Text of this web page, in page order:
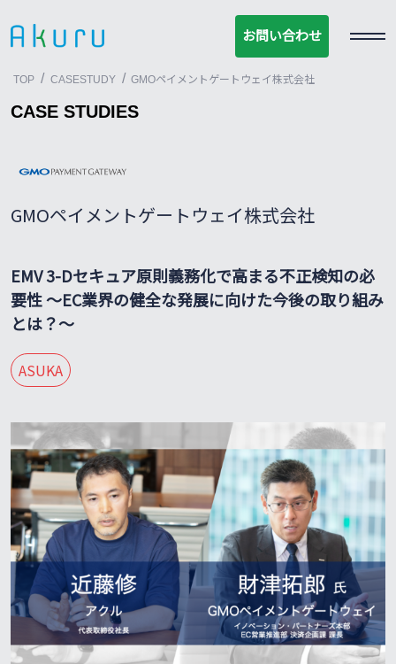
お問い合わせ
お問い合わせ
TOP / CASESTUDY / GMOペイメントゲートウェイ株式会社
CASE STUDIES
GMOペイメントゲートウェイ株式会社
EMV 3-Dセキュア原則義務化で高まる不正検知の必
要性 〜EC業界の健全な発展に向けた今後の取り組み
とは？〜
ASUKA